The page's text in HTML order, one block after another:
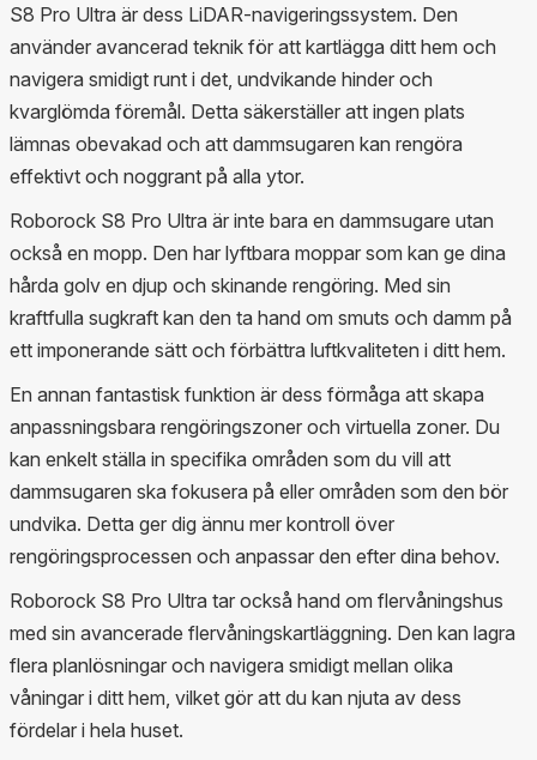
S8 Pro Ultra är dess LiDAR-navigeringssystem. Den
använder avancerad teknik för att kartlägga ditt hem och
navigera smidigt runt i det, undvikande hinder och
kvarglömda föremål. Detta säkerställer att ingen plats
lämnas obevakad och att dammsugaren kan rengöra
effektivt och noggrant på alla ytor.
Roborock S8 Pro Ultra är inte bara en dammsugare utan
också en mopp. Den har lyftbara moppar som kan ge dina
hårda golv en djup och skinande rengöring. Med sin
kraftfulla sugkraft kan den ta hand om smuts och damm på
ett imponerande sätt och förbättra luftkvaliteten i ditt hem.
En annan fantastisk funktion är dess förmåga att skapa
anpassningsbara rengöringszoner och virtuella zoner. Du
kan enkelt ställa in specifika områden som du vill att
dammsugaren ska fokusera på eller områden som den bör
undvika. Detta ger dig ännu mer kontroll över
rengöringsprocessen och anpassar den efter dina behov.
Roborock S8 Pro Ultra tar också hand om flervåningshus
med sin avancerade flervåningskartläggning. Den kan lagra
flera planlösningar och navigera smidigt mellan olika
våningar i ditt hem, vilket gör att du kan njuta av dess
fördelar i hela huset.